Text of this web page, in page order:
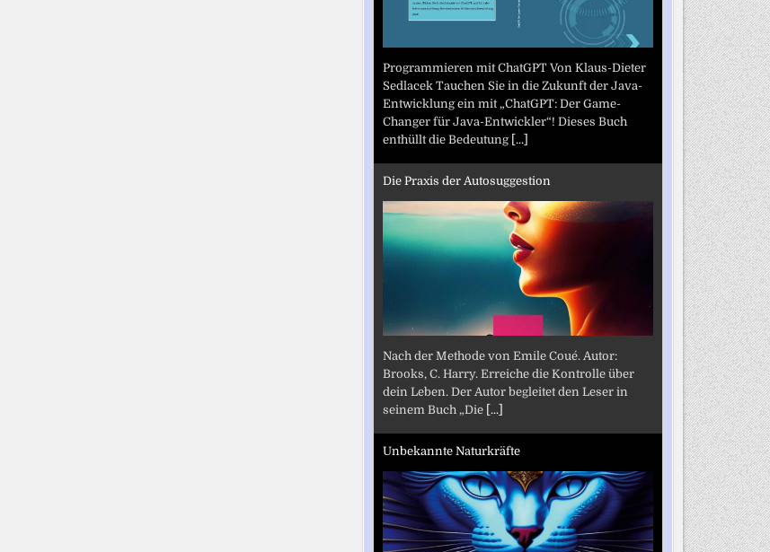
Programmieren mit ChatGPT Von Klaus-Dieter
Sedlacek Tauchen Sie in die Zukunft der Java-
Entwicklung ein mit „ChatGPT: Der Game-
Changer für Java-Entwickler“! Dieses Buch
enthüllt die Bedeutung [...]
Die Praxis der Autosuggestion
Nach der Methode von Emile Coué. Autor:
Brooks, C. Harry. Erreiche die Kontrolle über
dein Leben. Der Autor begleitet den Leser in
seinem Buch „Die [...]
Unbekannte Naturkräfte